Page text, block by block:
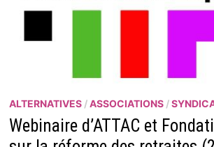
ALTERNATIVES/ASSOCIATIONS/
Webinaire d’ATTAC et